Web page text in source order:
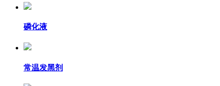
磷化液
常温发黑剂